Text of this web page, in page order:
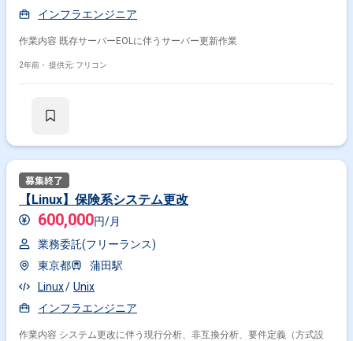
インフラエンジニア
作業内容 既存サーバーEOLに伴うサーバー更新作業
2年前・ 提供元: フリコン
【Linux】保険系システム更改
600,000円/月
業務委託(フリーランス)
東京都
蒲田駅
Linux
Unix
インフラエンジニア
作業内容 システム更改に伴う現行分析、非互換分析、要件定義（方式設